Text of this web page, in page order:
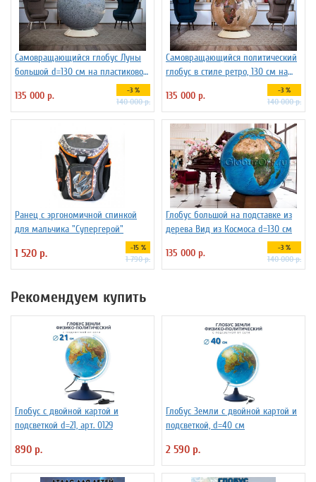
Самовращающийся глобус Луны
большой d=130 см на пластиковой
135 000 р. -3 %
140 000 р.
Самовращающийся политический
глобус в стиле ретро, 130 см на
135 000 р. -3 %
140 000 р.
Ранец с эргономичной спинкой
для мальчика "Супергерой"
1 520 р. -15 %
1 790 р.
Глобус большой на подставке из
дерева Вид из Космоса d=130 см
135 000 р.
-3 %
140 000 р.
Рекомендуем купить
Глобус с двойной картой и
подсветкой d=21, арт. 0129
890 р.
Глобус Земли с двойной картой и
подсветкой, d=40 см
2 590 р.